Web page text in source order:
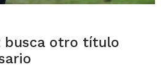
busca otro título